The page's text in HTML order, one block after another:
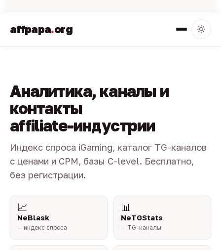
affpapa.org
Аналитика, каналы и
контакты
affiliate-индустрии
Индекс спроса iGaming, каталог TG-каналов
с ценами и CPM, базы C-level. Бесплатно,
без регистрации.
📈
NeBlask
— индекс спроса
📊
NeTGStats
— TG-каналы